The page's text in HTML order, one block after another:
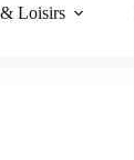
Loisirs